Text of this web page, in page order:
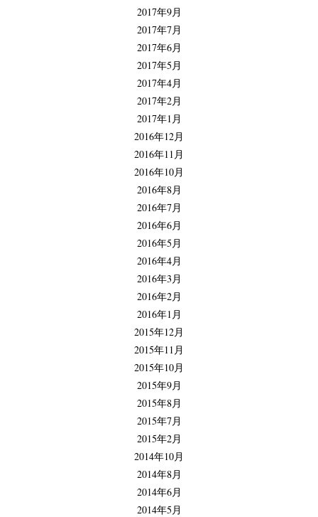
2017年9月
2017年7月
2017年6月
2017年5月
2017年4月
2017年2月
2017年1月
2016年12月
2016年11月
2016年10月
2016年8月
2016年7月
2016年6月
2016年5月
2016年4月
2016年3月
2016年2月
2016年1月
2015年12月
2015年11月
2015年10月
2015年9月
2015年8月
2015年7月
2015年2月
2014年10月
2014年8月
2014年6月
2014年5月